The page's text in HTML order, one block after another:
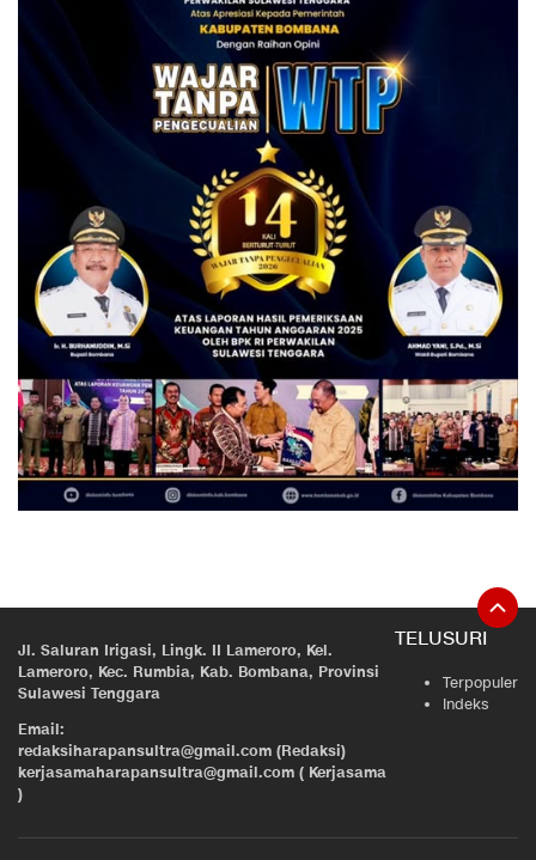
Jl. Saluran Irigasi, Lingk. II Lameroro, Kel.
Lameroro, Kec. Rumbia, Kab. Bombana, Provinsi
Sulawesi Tenggara
Email:
redaksiharapansultra@gmail.com (Redaksi)
kerjasamaharapansultra@gmail.com ( Kerjasama
)
TELUSURI
Terpopuler
Indeks